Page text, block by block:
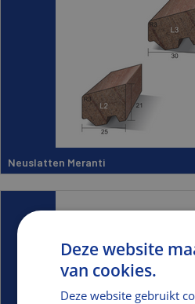
Neuslatten Meranti
Deze website
van cookies.
Deze website gebruikt